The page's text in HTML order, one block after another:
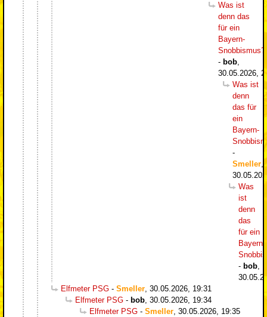
Was ist
denn das
für ein
Bayern-
- bob,
30.05.2026,
Was ist
denn
das für
ein
Bayern-
-
Smeller,
Was
ist
denn
das
für ein
Bayern-
- bob,
Elfmeter PSG - Smeller, 30.05.2026, 19:31
Elfmeter PSG - bob, 30.05.2026, 19:34
Elfmeter PSG - Smeller, 30.05.2026, 19:35